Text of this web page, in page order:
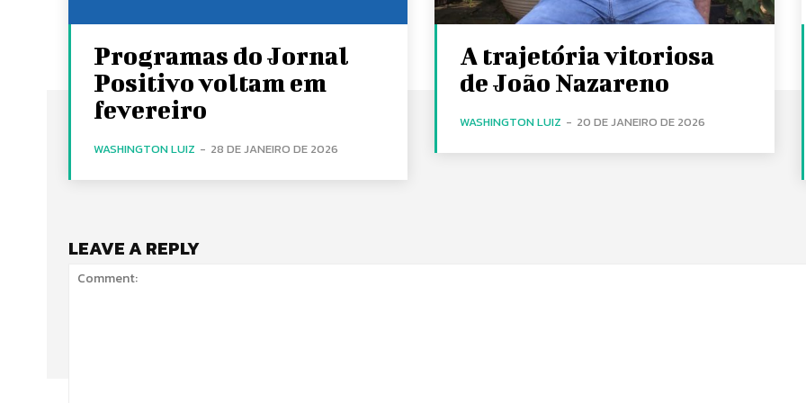
Programas do Jornal
Positivo voltam em
fevereiro
WASHINGTON LUIZ - 28 DE JANEIRO DE 2026
A trajetória vitoriosa
de João Nazareno
WASHINGTON LUIZ - 20 DE JANEIRO DE 2026
LEAVE A REPLY